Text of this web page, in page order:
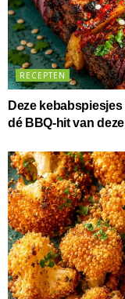
RECEPTEN
Deze
dé BBQ-hit van